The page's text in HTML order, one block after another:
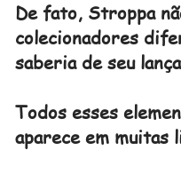
De fato, Stroppa
colecionadores
saberia de seu
Todos esses
aparece em muitas